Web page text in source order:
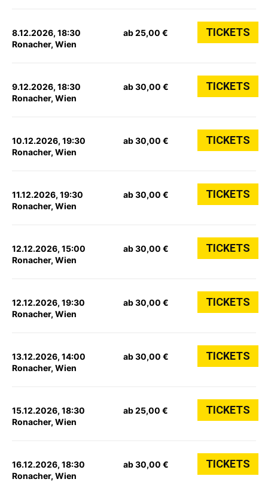
8.12.2026, 18:30
Ronacher, Wien
ab 25,00 € TICKETS
9.12.2026, 18:30
Ronacher, Wien
ab 30,00 € TICKETS
10.12.2026, 19:30
Ronacher, Wien
ab 30,00 € TICKETS
11.12.2026, 19:30
Ronacher, Wien
ab 30,00 € TICKETS
12.12.2026, 15:00
Ronacher, Wien
ab 30,00 € TICKETS
12.12.2026, 19:30
Ronacher, Wien
ab 30,00 € TICKETS
13.12.2026, 14:00
Ronacher, Wien
ab 30,00 € TICKETS
15.12.2026, 18:30
Ronacher, Wien
ab 25,00 € TICKETS
16.12.2026, 18:30
Ronacher, Wien
ab 30,00 € TICKETS